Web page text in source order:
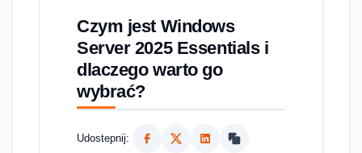
Czym jest Windows
Server 2025 Essentials i
dlaczego warto go
wybrać?
Udostepnij: